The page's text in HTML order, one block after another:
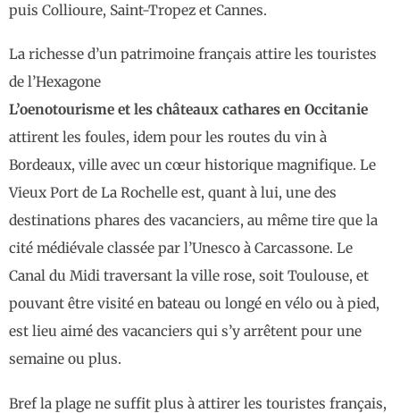
puis Collioure, Saint-Tropez et Cannes.
La richesse d’un patrimoine français attire les touristes
de l’Hexagone
L’oenotourisme et les châteaux cathares en Occitanie
attirent les foules, idem pour les routes du vin à
Bordeaux, ville avec un cœur historique magnifique. Le
Vieux Port de La Rochelle est, quant à lui, une des
destinations phares des vacanciers, au même tire que la
cité médiévale classée par l’Unesco à Carcassone. Le
Canal du Midi traversant la ville rose, soit Toulouse, et
pouvant être visité en bateau ou longé en vélo ou à pied,
est lieu aimé des vacanciers qui s’y arrêtent pour une
semaine ou plus.
Bref la plage ne suffit plus à attirer les touristes français,